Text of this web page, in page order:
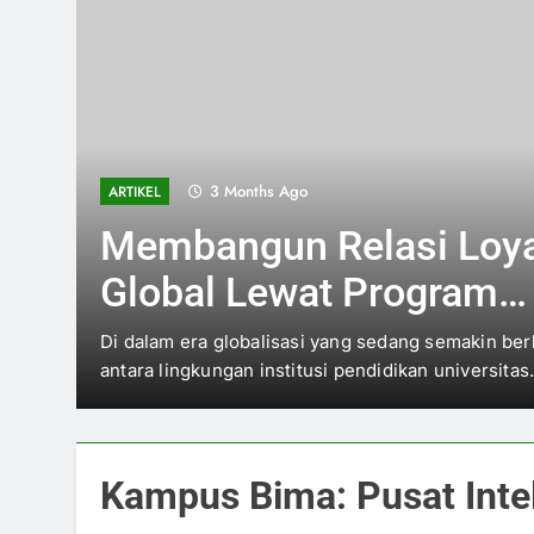
ARTIKEL 3 Months Ago
Membangun Relasi
Global Lewat Program
Pertukaran Mahasiswa
Kerjasama Akademik
Di dalam era globalisasi yang sedang semakin
antara lingkungan institusi pendidikan
Kampus Bima: Pusat